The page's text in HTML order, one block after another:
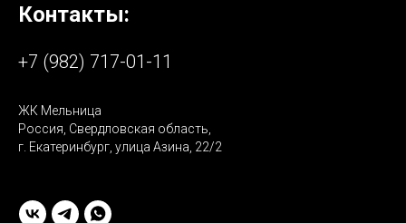
Контакты:
+7 (982) 717-01-11
ЖК Мельница
Россия, Свердловская область,
г. Екатеринбург, улица Азина, 22/2